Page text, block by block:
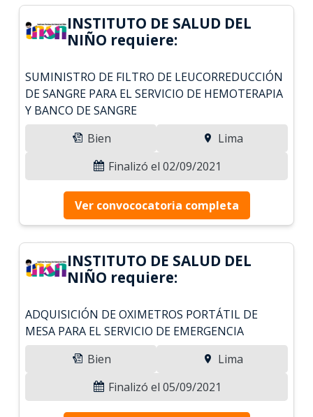
INSTITUTO DE SALUD DEL
NIÑO requiere:
SUMINISTRO DE FILTRO DE LEUCORREDUCCIÓN
DE SANGRE PARA EL SERVICIO DE HEMOTERAPIA
Y BANCO DE SANGRE
Bien
Lima
Finalizó el 02/09/2021
Ver convococatoria completa
INSTITUTO DE SALUD DEL
NIÑO requiere:
ADQUISICIÓN DE OXIMETROS PORTÁTIL DE
MESA PARA EL SERVICIO DE EMERGENCIA
Bien
Lima
Finalizó el 05/09/2021